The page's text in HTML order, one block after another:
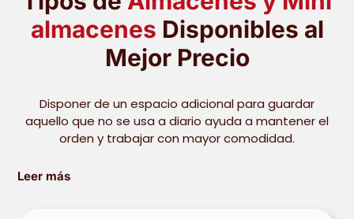
almacenes Disponibles al
Mejor Precio
Disponer de un espacio adicional para guardar
aquello que no se usa a diario ayuda a mantener el
orden y trabajar con mayor comodidad.
Leer más